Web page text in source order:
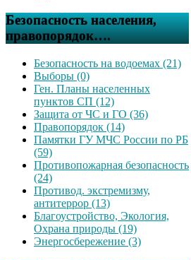
Безопасность населения,
правопорядок….
Безопасность на водоемах (21)
Выборы (0)
Ген. Планы населенных
пунктов СП (12)
Защита от ЧС и ГО (36)
Правопорядок (14)
Памятки ГУ МЧС России по РБ
(59)
Противопожарная безопасность
(24)
Противод. экстремизму,
антитеррор (13)
Благоустройство, Экология,
Охрана природы (19)
Энергосбережение (3)